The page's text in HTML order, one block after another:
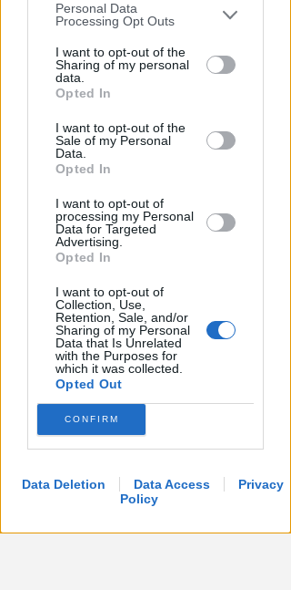
You may separately opt-out of the further
disclosure of your personal information
by third parties on the IAB’s list of
downstream participants.
by us to third parties on the IAB’s List of
Downstream Participants that may
further disclose it to other third parties.
Personal Data
Processing Opt Outs
I want to opt-out of the
Sharing of my personal
data.
Opted In
I want to opt-out of the
Sale of my Personal
Data.
Opted In
I want to opt-out of
processing my Personal
Data for Targeted
Advertising.
Opted In
I want to opt-out of
Collection, Use,
Retention, Sale, and/or
Sharing of my Personal
Data that Is Unrelated
with the Purposes for
which it was collected.
Opted Out
CONFIRM
Data Deletion Data Access
Privacy
Policy
1.000 EURO DI MONTEPREMI
Open femminile TC Viserba: si
qualificano Liverani, Amadio e
Icaro Sport